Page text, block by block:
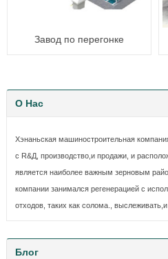
Завод пиролиза шин
О Нас
Хэнаньская машиностроительная
с R&Д, производство,и продажи, и
является наиболее важным зерновым
компании занимался регенерацией с
отходов, таких как солома., выслеживать,и
Блог